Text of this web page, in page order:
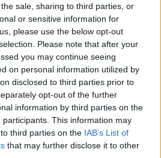
sale, sharing to third parties, or
or sensitive information for
please use the below opt-out
Please note that after your
you may continue seeing
on personal information utilized by
disclosed to third parties prior to
opt-out of the further
information by third parties on the
participants. This information may
third parties on the IAB’s List of
that may further disclose it to other
čerpadle? Využite